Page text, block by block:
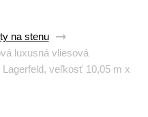
na stenu
luxusná vliesová
veľkosť 10,05 m x